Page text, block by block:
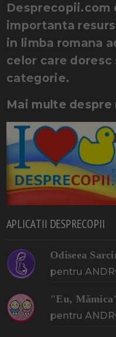
Desprecopii.com
importanta
in limba romana
celor care
categorie.
Mai multe despre
APLICATII DESPRECOPII
Odiseea
pentru
"Eu,
pentru